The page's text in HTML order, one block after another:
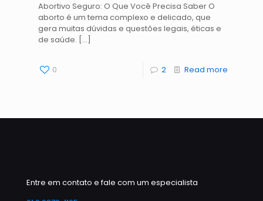
Abortivo Seguro: O Que Você Precisa Saber O
aborto é um tema complexo e delicado, que
gera muitas dúvidas e questões legais, éticas e
de saúde. […]
0 2 Read more
Entre em contato e fale com um especialista